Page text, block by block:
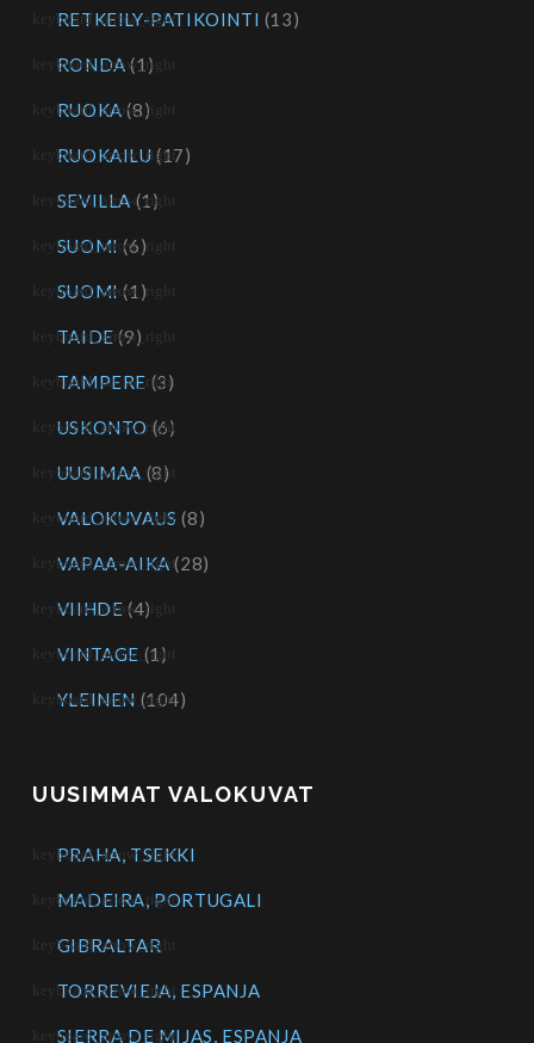
RETKEILY-PATIKOINTI (13)
RONDA (1)
RUOKA (8)
RUOKAILU (17)
SEVILLA (1)
SUOMI (6)
SUOMI (1)
TAIDE (9)
TAMPERE (3)
USKONTO (6)
UUSIMAA (8)
VALOKUVAUS (8)
VAPAA-AIKA (28)
VIIHDE (4)
VINTAGE (1)
YLEINEN (104)
UUSIMMAT VALOKUVAT
PRAHA, TSEKKI
MADEIRA, PORTUGALI
GIBRALTAR
TORREVIEJA, ESPANJA
SIERRA DE MIJAS, ESPANJA